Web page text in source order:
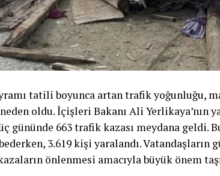
tatili boyunca artan trafik yoğunluğu,
oldu. İçişleri Bakanı Ali Yerlikaya’nın
663 trafik kazası meydana geldi.
3.619 kişi yaralandı.
önlenmesi amacıyla büyük önem